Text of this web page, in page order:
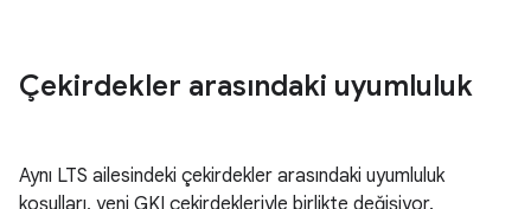
Çekirdekler arasındaki uyumluluk
Aynı LTS ailesindeki çekirdekler arasındaki uyumluluk
koşulları, yeni GKI çekirdekleriyle birlikte değişiyor.